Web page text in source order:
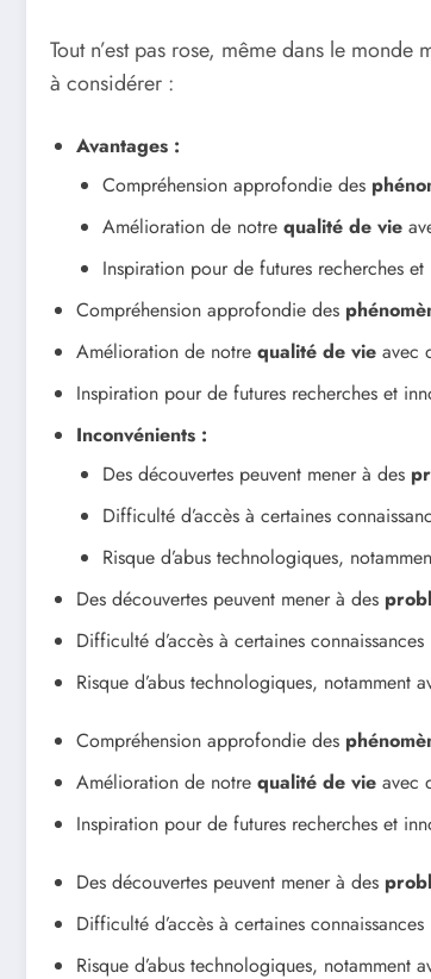
Tout n’est pas rose, même dans le monde
à considérer :
Avantages :
Compréhension approfondie des
Amélioration de notre qualité de vie
Inspiration pour de futures recherches et
Compréhension approfondie des
Amélioration de notre qualité de vie avec
Inspiration pour de futures recherches et
Inconvénients :
Des découvertes peuvent mener à des
Difficulté d’accès à certaines
Risque d’abus technologiques,
Des découvertes peuvent mener à des
Difficulté d’accès à certaines
Risque d’abus technologiques, notamment
Compréhension approfondie des
Amélioration de notre qualité de vie avec
Inspiration pour de futures recherches et
Des découvertes peuvent mener à des
Difficulté d’accès à certaines
Risque d’abus technologiques, notamment